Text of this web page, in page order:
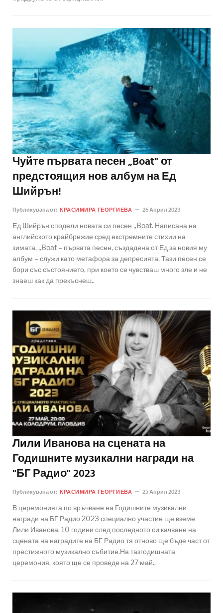
Чуйте първата песен „Boat" от
предстоящия нов албум на Ед
Шийрън!
Публикувана от: КРАСИМИРА ГЕОРГИЕВА 26 Април 2023
Ед Шийрън сподели новата си песен „Boat. Написана на
английското крайбрежие сред екстремните стихии на
зимата, „Boat – първата песен, създадена от Ед за новия му
албум – служи като метафора за депресията. Тази песен се
бори със състоянието, при което се чувстваш много зле и не
знаеш как да прекъснеш..
Лили Иванова на сцената на
Годишните музикални награди на
"БГ Радио" 2023
Публикувана от: КРАСИМИРА ГЕОРГИЕВА 25 Април 2023
В церемонията по връчване на Годишните музикални
награди на БГ Радио 2023 специално участие ще вземе
Лили Иванова. 10 години след последното си качване на
сцената на наградите на БГ Радио тя отново ще бъде част от
престижното музикално събитие.На тазгодишната
церемония, която ще се проведе на 27 май..